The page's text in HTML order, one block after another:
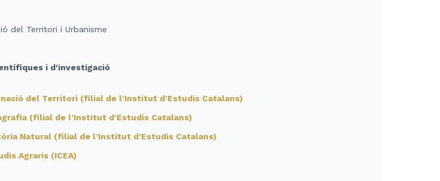
del Territori i Urbanisme
i d'investigació
del Territori (filial de l’Institut d’Estudis Catalans)
(filial de l’Institut d’Estudis Catalans)
Natural (filial de l’Institut d’Estudis Catalans)
Agraris (ICEA)